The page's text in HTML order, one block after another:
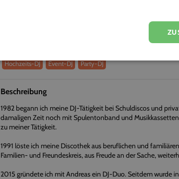
Erhalte einen persönlichen Eindruck vom Dienstleister
Hochzeits-DJ Event-DJ Party-DJ
Beschreibung
1982 begann ich meine DJ-Tätigkeit bei Schuldiscos und
damaligen Zeit noch mit Spulentonband und
zu meiner Tätigkeit.
1991 löste ich meine Discothek aus beruflichen und
Familien- und Freundeskreis, aus Freude an der Sache,
2015 gründete ich mit Andreas ein DJ-Duo. Seitdem